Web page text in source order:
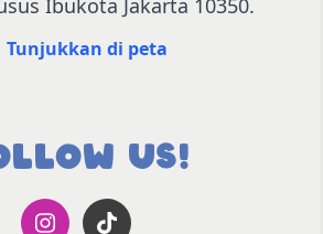
Ibukota Jakarta 10350.
Tunjukkan di peta
US!